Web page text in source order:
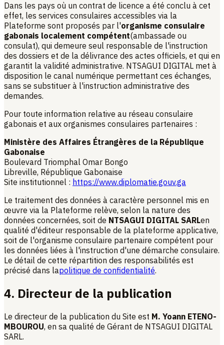
Dans les pays où un contrat de licence a été conclu à cet
effet, les services consulaires accessibles via la
Plateforme sont proposés par l'organisme consulaire
gabonais localement compétent(ambassade ou
consulat), qui demeure seul responsable de l'instruction
des dossiers et de la délivrance des actes officiels, et qui en
garantit la validité administrative. NTSAGUI DIGITAL met à
disposition le canal numérique permettant ces échanges,
sans se substituer à l'instruction administrative des
demandes.
Pour toute information relative au réseau consulaire
gabonais et aux organismes consulaires partenaires :
Ministère des Affaires Étrangères de la République
Gabonaise
Boulevard Triomphal Omar Bongo
Libreville, République Gabonaise
Site institutionnel : https://www.diplomatie.gouv.ga
Le traitement des données à caractère personnel mis en
œuvre via la Plateforme relève, selon la nature des
données concernées, soit de NTSAGUI DIGITAL SARLen
qualité d'éditeur responsable de la plateforme applicative,
soit de l'organisme consulaire partenaire compétent pour
les données liées à l'instruction d'une démarche consulaire.
Le détail de cette répartition des responsabilités est
précisé dans lapolitique de confidentialité.
4. Directeur de la publication
Le directeur de la publication du Site est M. Yoann ETENO-
MBOUROU, en sa qualité de Gérant de NTSAGUI DIGITAL
SARL.